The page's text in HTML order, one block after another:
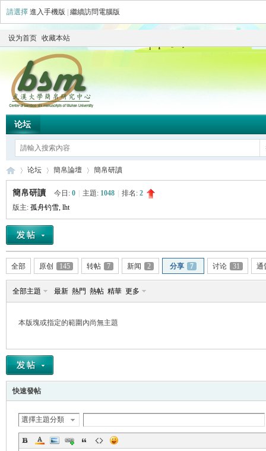
請選擇 進入手機版 繼續訪問電腦版
设为首页 收藏本站
论坛
简 »
论坛
›
簡帛論壇
›
簡帛研讀
簡帛研讀 今日: 0 主題: 1048 排名: 2
版主: 孤舟钓雪, lht
全部 原创 145 转帖 7 新闻 2 分享 7 讨论 31 通
全部主題 最新 熱門 熱帖 精華 更多
本版塊或指定的範圍內尚無主題
快速發帖
選擇主題分類